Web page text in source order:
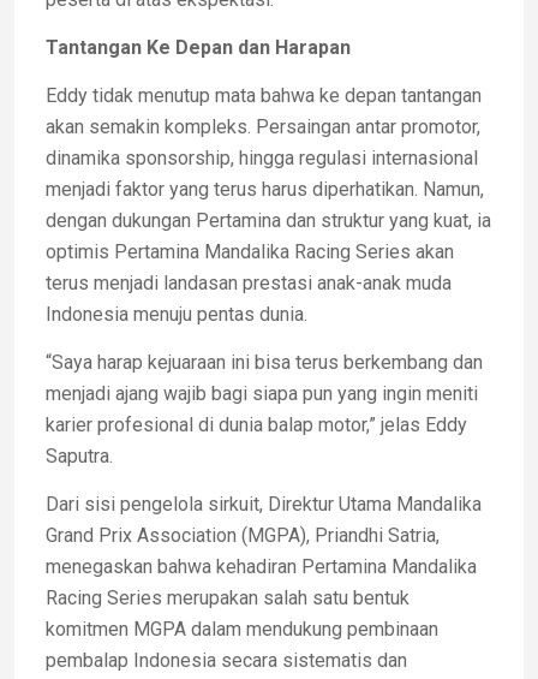
Tantangan Ke Depan dan Harapan
Eddy tidak menutup mata bahwa ke depan tantangan
akan semakin kompleks. Persaingan antar promotor,
dinamika sponsorship, hingga regulasi internasional
menjadi faktor yang terus harus diperhatikan. Namun,
dengan dukungan Pertamina dan struktur yang kuat, ia
optimis Pertamina Mandalika Racing Series akan
terus menjadi landasan prestasi anak-anak muda
Indonesia menuju pentas dunia.
“Saya harap kejuaraan ini bisa terus berkembang dan
menjadi ajang wajib bagi siapa pun yang ingin meniti
karier profesional di dunia balap motor,” jelas Eddy
Saputra.
Dari sisi pengelola sirkuit, Direktur Utama Mandalika
Grand Prix Association (MGPA), Priandhi Satria,
menegaskan bahwa kehadiran Pertamina Mandalika
Racing Series merupakan salah satu bentuk
komitmen MGPA dalam mendukung pembinaan
pembalap Indonesia secara sistematis dan